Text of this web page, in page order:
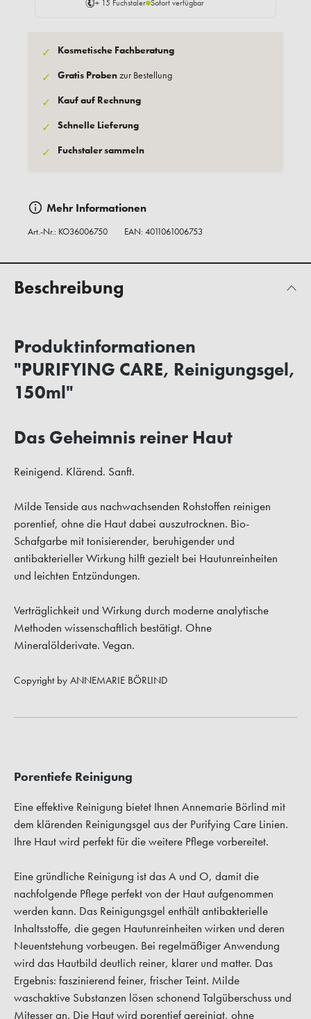
+ 15 Fuchstaler Sofort verfügbar
✓ Kosmetische Fachberatung
✓ Gratis Probenzur Bestellung
✓ Kauf auf Rechnung
✓ Schnelle Lieferung
✓ Fuchstaler sammeln
Mehr Informationen
Art.-Nr.: KO36006750 EAN: 4011061006753
Beschreibung
Produktinformationen
"PURIFYING CARE, Reinigungsgel,
150ml"
Das Geheimnis reiner Haut
Reinigend. Klärend. Sanft.
Milde Tenside aus nachwachsenden Rohstoffen reinigen
porentief, ohne die Haut dabei auszutrocknen. Bio-
Schafgarbe mit tonisierender, beruhigender und
antibakterieller Wirkung hilft gezielt bei Hautunreinheiten
und leichten Entzündungen.
Verträglichkeit und Wirkung durch moderne analytische
Methoden wissenschaftlich bestätigt. Ohne
Mineralölderivate. Vegan.
Copyright by ANNEMARIE BÖRLIND
Porentiefe Reinigung
Eine effektive Reinigung bietet Ihnen Annemarie Börlind mit
dem klärenden Reinigungsgel aus der Purifying Care Linien.
Ihre Haut wird perfekt für die weitere Pflege vorbereitet.
Eine gründliche Reinigung ist das A und O, damit die
nachfolgende Pflege perfekt von der Haut aufgenommen
werden kann. Das Reinigungsgel enthält antibakterielle
Inhaltsstoffe, die gegen Hautunreinheiten wirken und deren
Neuentstehung vorbeugen. Bei regelmäßiger Anwendung
wird das Hautbild deutlich reiner, klarer und matter. Das
Ergebnis: faszinierend feiner, frischer Teint. Milde
waschaktive Substanzen lösen schonend Talgüberschuss und
Mitesser an. Die Haut wird porentief gereinigt, ohne